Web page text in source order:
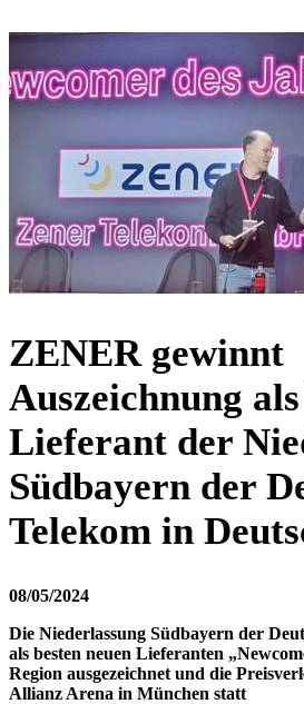
ZENER gewinnt
Auszeichnung
Lieferant der
Südbayern der
Telekom in
08/05/2024
Die Niederlassung Südbayern der
als besten neuen Lieferanten
Region ausgezeichnet und die
Allianz Arena in München statt